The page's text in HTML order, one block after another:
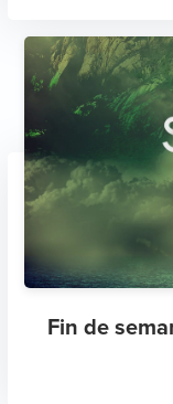
Fin de